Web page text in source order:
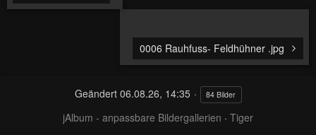
0006 Rauhfuss- Feldhühner .jpg
Geändert06.08.26, 14:35 84 Bilder
jAlbum - anpassbare Bildergallerien · Tiger